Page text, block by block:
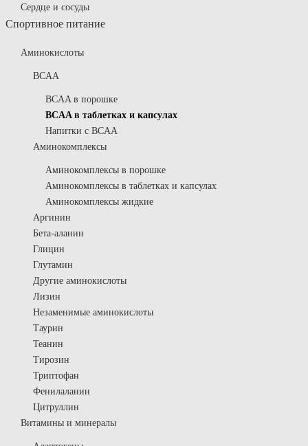
Сердце и сосуды
Спортивное питание
Аминокислоты
BCAA
BCAA в порошке
BCAA в таблетках и капсулах
Напитки с BCAA
Аминокомплексы
Аминокомплексы в порошке
Аминокомплексы в таблетках и капсулах
Аминокомплексы жидкие
Аргинин
Бета-аланин
Глицин
Глутамин
Другие аминокислоты
Лизин
Незаменимые аминокислоты
Таурин
Теанин
Тирозин
Триптофан
Фенилаланин
Цитруллин
Витамины и минералы